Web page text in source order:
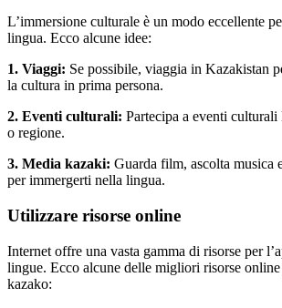
L’immersione culturale è un modo eccellente
lingua. Ecco alcune idee:
1. Viaggi: Se possibile, viaggia in Kazakistan
la cultura in prima persona.
2. Eventi culturali: Partecipa a eventi
o regione.
3. Media kazaki: Guarda film, ascolta musica
per immergerti nella lingua.
Utilizzare risorse online
Internet offre una vasta gamma di risorse per
lingue. Ecco alcune delle migliori risorse
kazako: